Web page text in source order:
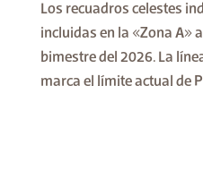
Los recuadros celestes
incluidas en la «Zona A»
bimestre del 2026. La
marca el límite actual de